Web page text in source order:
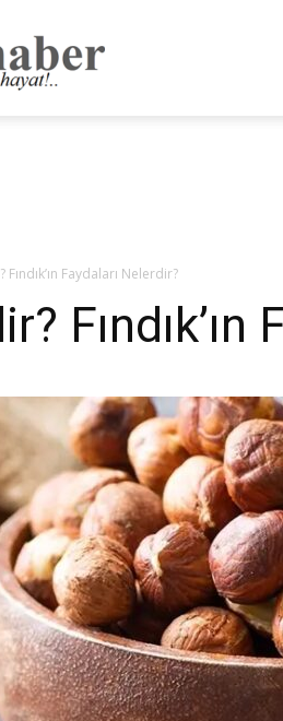
Fitoterapi
Fındık’ın Faydaları Nelerdir?